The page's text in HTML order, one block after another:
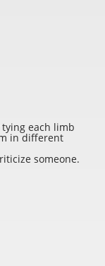
each limb
in different
someone.